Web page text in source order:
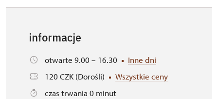
informacje
otwarte 9.00 – 16.30
Inne dni
120 CZK (Dorośli)
Wszystkie ceny
czas trwania 0 minut